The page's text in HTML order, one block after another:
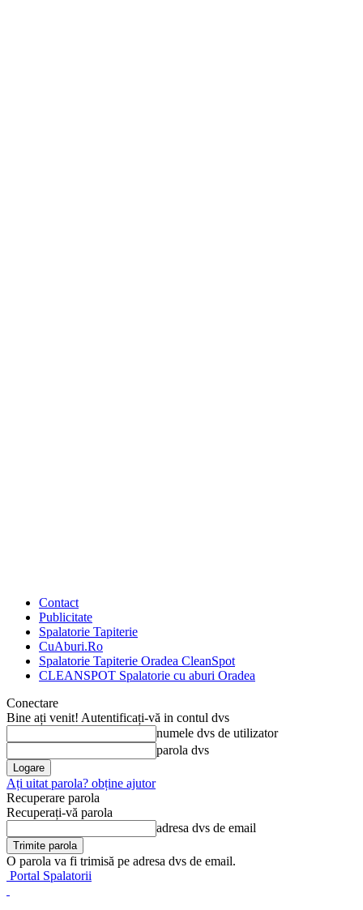
Contact
Publicitate
Spalatorie Tapiterie
CuAburi.Ro
Spalatorie Tapiterie Oradea CleanSpot
CLEANSPOT Spalatorie cu aburi Oradea
Conectare
Bine ați venit! Autentificați-vă in contul dvs
numele dvs de utilizator
parola dvs
Ați uitat parola? obține ajutor
Recuperare parola
Recuperați-vă parola
adresa dvs de email
O parola va fi trimisă pe adresa dvs de email.
Portal Spalatorii